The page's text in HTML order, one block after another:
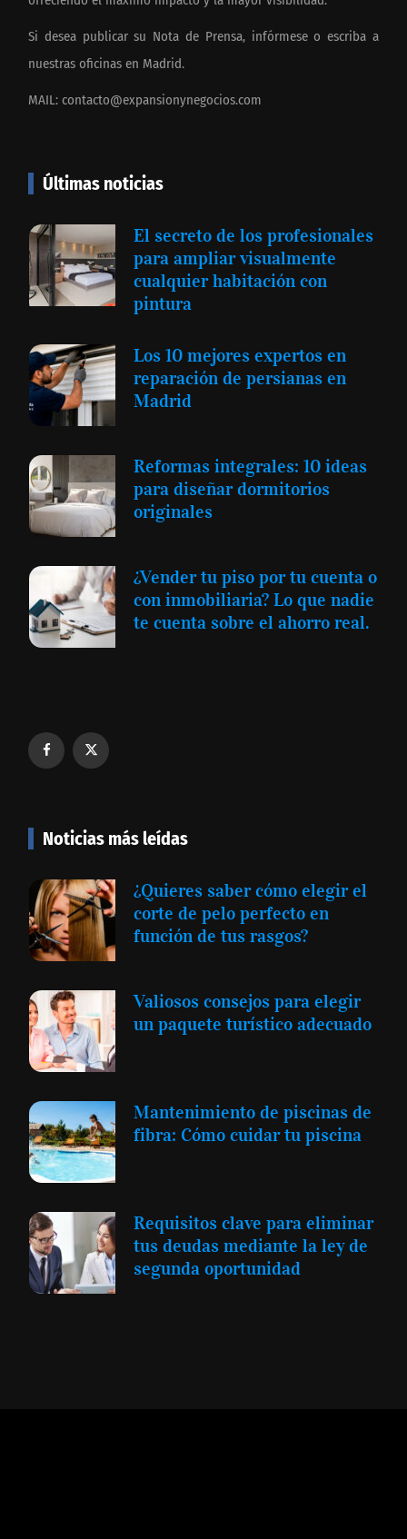
Si desea publicar su Nota de Prensa, infórmese o escriba a
nuestras oficinas en Madrid.
MAIL: contacto@expansionynegocios.com
Últimas noticias
El secreto de los profesionales
para ampliar visualmente
cualquier habitación con
pintura
Los 10 mejores expertos en
reparación de persianas en
Madrid
Reformas integrales: 10 ideas
para diseñar dormitorios
originales
¿Vender tu piso por tu cuenta o
con inmobiliaria? Lo que nadie
te cuenta sobre el ahorro real.
Noticias más leídas
¿Quieres saber cómo elegir el
corte de pelo perfecto en
función de tus rasgos?
Valiosos consejos para elegir
un paquete turístico adecuado
Mantenimiento de piscinas de
fibra: Cómo cuidar tu piscina
Requisitos clave para eliminar
tus deudas mediante la ley de
segunda oportunidad